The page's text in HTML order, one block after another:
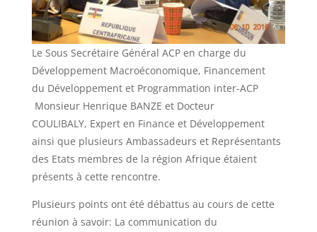
Le Sous Secrétaire Général ACP en charge du
Développement Macroéconomique, Financement
du Développement et Programmation inter-ACP
Monsieur Henrique BANZE et Docteur
COULIBALY, Expert en Finance et Développement
ainsi que plusieurs Ambassadeurs et Représentants
des Etats membres de la région Afrique étaient
présents à cette rencontre.
Plusieurs points ont été débattus au cours de cette
réunion à savoir: La communication du